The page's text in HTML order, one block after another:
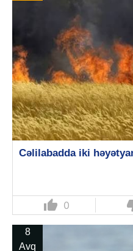
Cəlilabadda iki
thumb_up 0
8
Avq